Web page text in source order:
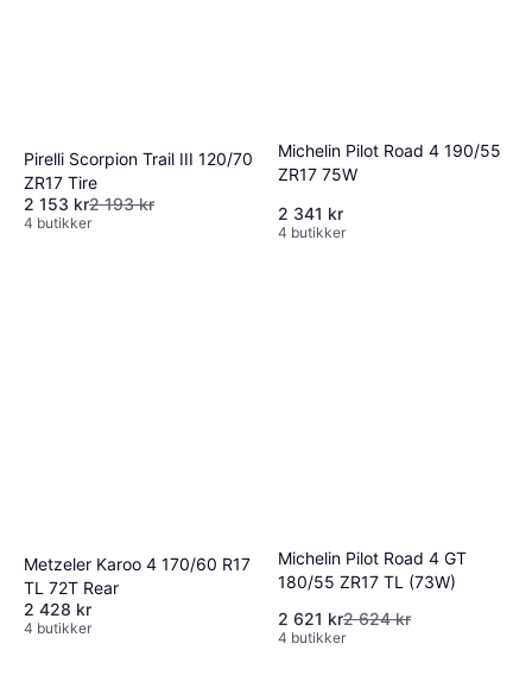
Pirelli Scorpion Trail III 120/70
ZR17 Tire
2 153 kr2 193 kr
4 butikker
Michelin Pilot Road 4 190/55
ZR17 75W
2 341 kr
4 butikker
Metzeler Karoo 4 170/60 R17
TL 72T Rear
2 428 kr
4 butikker
Michelin Pilot Road 4 GT
180/55 ZR17 TL (73W)
2 621 kr2 624 kr
4 butikker